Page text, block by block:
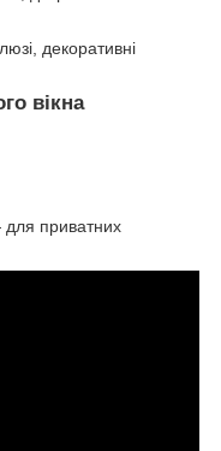
декоративні
вікна
приватних